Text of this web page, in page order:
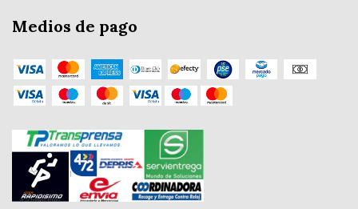
Medios de pago